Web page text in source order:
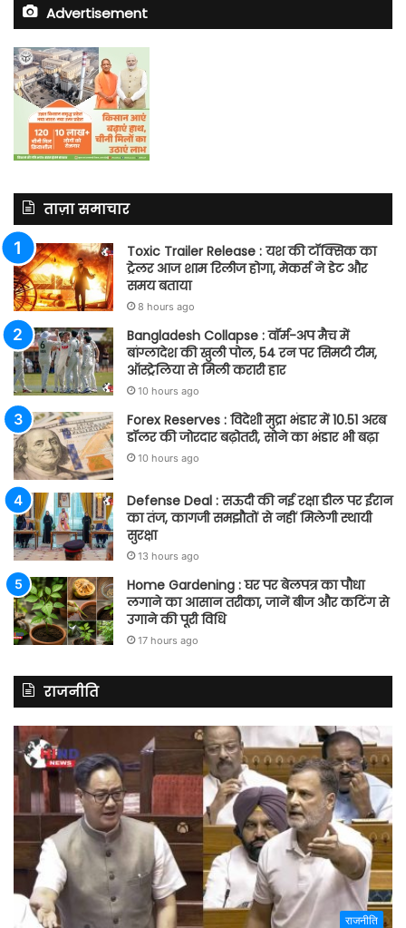
Advertisement
ताज़ा समाचार
Toxic Trailer Release : यश की टॉक्सिक का
ट्रेलर आज शाम रिलीज होगा, मेकर्स ने डेट और
समय बताया
8 hours ago
Bangladesh Collapse : वॉर्म-अप मैच में
बांग्लादेश की खुली पोल, 54 रन पर सिमटी टीम,
ऑस्ट्रेलिया से मिली करारी हार
10 hours ago
Forex Reserves : विदेशी मुद्रा भंडार में 10.51 अरब
डॉलर की जोरदार बढ़ोतरी, सोने का भंडार भी बढ़ा
10 hours ago
Defense Deal : सऊदी की नई रक्षा डील पर ईरान
का तंज, कागजी समझौतों से नहीं मिलेगी स्थायी
सुरक्षा
13 hours ago
Home Gardening : घर पर बेलपत्र का पौधा
लगाने का आसान तरीका, जानें बीज और कटिंग से
उगाने की पूरी विधि
17 hours ago
राजनीति
राजनीति